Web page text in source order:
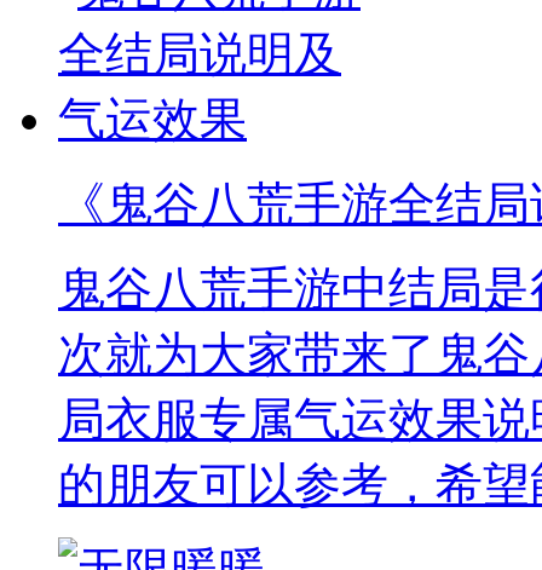
《鬼谷八荒手游全结
鬼谷八荒手游中结局
次就为大家带来了鬼
局衣服专属气运效果
的朋友可以参考，希